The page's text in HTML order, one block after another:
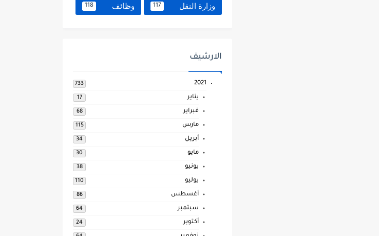
وزارة النقل 117 وظائف 118
الارشيف
2021
733
يناير 17
فبراير 68
مارس 115
أبريل 34
مايو 30
يونيو 38
يوليو 110
أغسطس 86
سبتمبر 64
أكتوبر 24